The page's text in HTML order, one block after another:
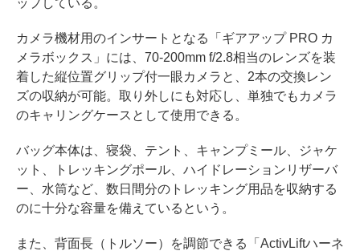
カメラ機材用のインサートとなる「ギアアップ PRO カ
メラボックス」には、70-200mm f/2.8相当のレンズを装
着した縦位置グリップ付一眼カメラと、2本の交換レン
ズの収納が可能。取り外しにも対応し、単独でもカメラ
のキャリングケースとして使用できる。
バッグ本体は、寝袋、テント、キャンプミール、ジャケ
ット、トレッキングポール、ハイドレーションリザーバ
ー、水筒など、数日間分のトレッキング用品を収納する
のに十分な容量を備えているという。
また、背面長（トルソー）を調節できる「ActivLiftハーネ